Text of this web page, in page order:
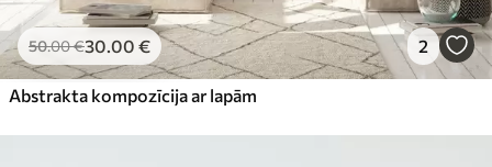
50.00€30.00 € 2
Abstrakta kompozīcija ar lapām